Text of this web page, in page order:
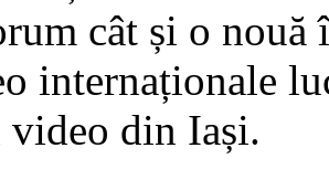
cât și o nouă
internaționale
din Iași.